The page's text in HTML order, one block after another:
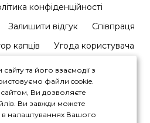
конфіденційності
Залишити відгук
Співпраця
капців Угода користувача
та його взаємодії з
файли cookie.
Ви дозволяєте
Ви завжди можете
в налаштуваннях Вашого